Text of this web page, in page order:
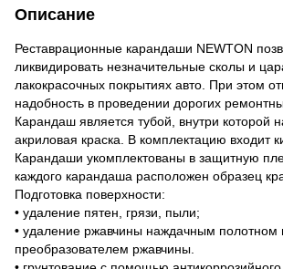
Описание
Реставрационные карандаши NEWTON
ликвидировать незначительные сколы и
лакокрасочных покрытиях авто. При этом
надобность в проведении дорогих
Карандаш является тубой, внутри которой
акриловая краска. В комплектацию входит
Карандаши укомплектованы в защитную
каждого карандаша расположен образец
Подготовка поверхности:
• удаление пятен, грязи, пыли;
• удаление ржавчины наждачным полотном
преобразователем ржавчины.